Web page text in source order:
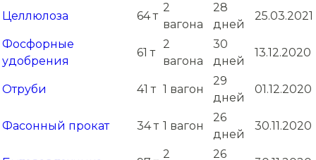
Целлюлоза 64 т
2
вагона
28
дней
25.03.2021
Фосфорные
удобрения
61 т
2
вагона
30
дней
13.12.2020
Отруби 41 т 1 вагон
29
дней
01.12.2020
Фасонный прокат 34 т 1 вагон
26
дней
30.11.2020
2
26